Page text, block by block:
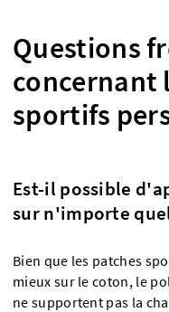
Questions
concernant
sportifs
Est-il possible
sur n'importe
Bien que les patches
mieux sur le coton, le
ne supportent pas la